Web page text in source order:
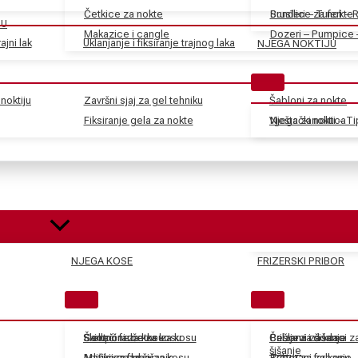
lak Uklanjanje i fiksiranje trajnog laka
Završni sjaj za gel tehniku
Fiksiranje gela za nokte
Šabloni za nokte
Vještački nokti –
Četkice za nokte
Makazice i cangle
Sunđeri – Tuferi –
Dozeri – Pumpice
Brusilice za nokte
NJEGA NOKTIJU
Njega zanoktica
Skidači farbe za kosu
Električne četke za kosu
Češljevi i dodaci
šišanje
NJEGA KOSE
Šamponi za kosu
Balzami za kosu
FRIZERSKI PRIBOR
Pribor za šišanje